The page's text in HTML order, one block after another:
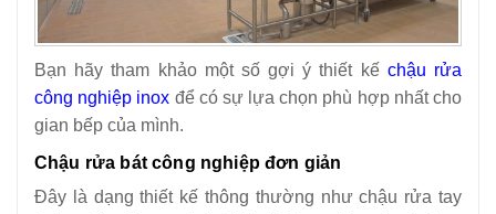
Bạn hãy tham khảo một số gợi ý thiết kế chậu rửa
công nghiệp inox để có sự lựa chọn phù hợp nhất cho
gian bếp của mình.
Chậu rửa bát công nghiệp đơn giản
Đây là dạng thiết kế thông thường như chậu rửa tay